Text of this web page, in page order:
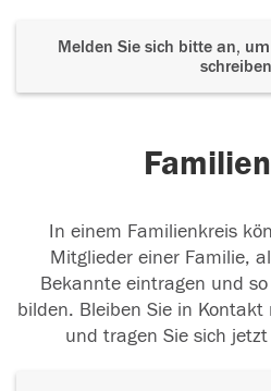
Melden Sie sich bitte an,
schreiben
In einem Familienkreis
Mitglieder einer Familie,
Bekannte eintragen und
bilden. Bleiben Sie in
und tragen Sie sich